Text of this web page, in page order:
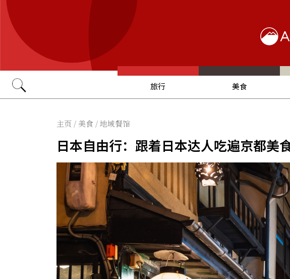
旅行 美食
主页 / 美食 /地域餐馆
日本自由行：跟着日本达人吃遍京都美